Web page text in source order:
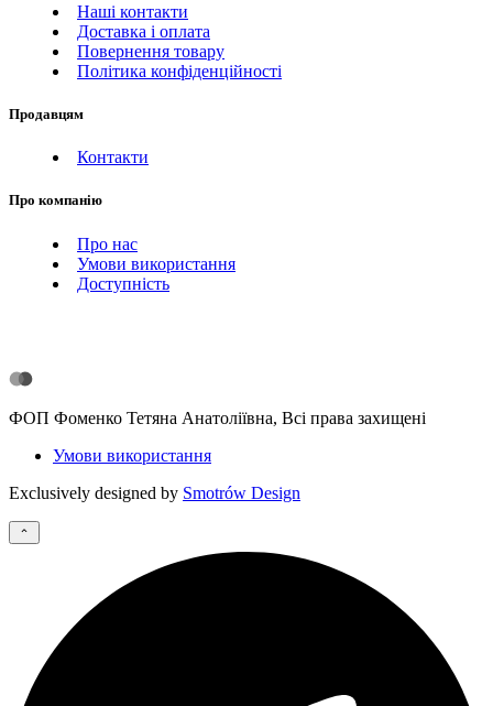
Наші контакти
Доставка і оплата
Повернення товару
Політика конфіденційності
Продавцям
Контакти
Про компанію
Про нас
Умови використання
Доступність
ФОП Фоменко Тетяна Анатоліївна, Всі права захищені
Умови використання
Exclusively designed by Smotrów Design